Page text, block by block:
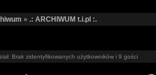
» .: ARCHIWUM t.i.pl :.
Brak zidentyfikowanych użytkowników i 9 gości